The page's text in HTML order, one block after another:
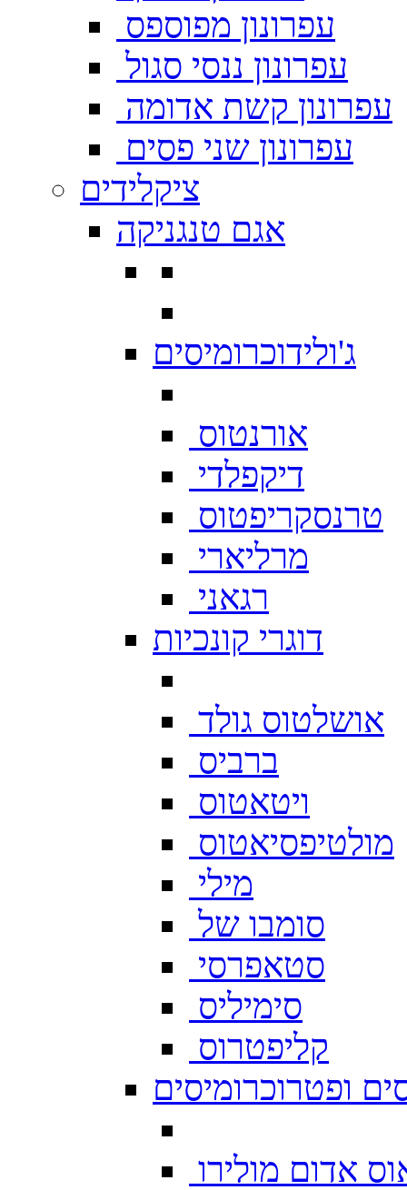
עפרונון מפוספס
עפרונון ננסי סגול
עפרונון קשת אדומה
עפרונון שני פסים
ציקלידים
אגם טנגניקה
ג'ולידוכרומיסים
אורנטוס
דיקפלדי
טרנסקריפטוס
מרליארי
רגאני
דוגרי קונכיות
אושלטוס גולד
ברביס
ויטאטוס
מולטיפסיאטוס
מילי
סומבו של
סטאפרסי
סימיליס
קליפטרוס
ופטרוכרומיסים
אדום מולירו